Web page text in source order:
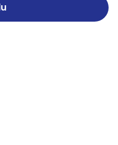
olevat vaihtoehdot